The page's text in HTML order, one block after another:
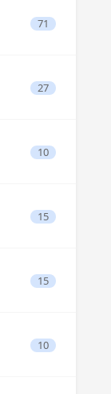
71
27
10
15
15
10